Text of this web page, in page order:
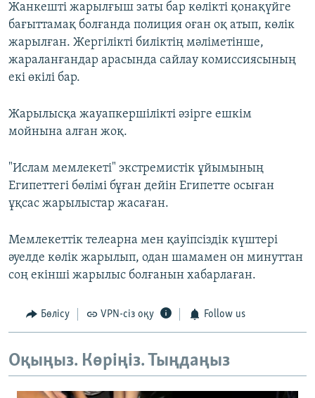
Жанкешті жарылғыш заты бар көлікті қонақүйге
бағыттамақ болғанда полиция оған оқ атып, көлік
жарылған. Жергілікті биліктің мәліметінше,
жараланғандар арасында сайлау комиссиясының
екі өкілі бар.
Жарылысқа жауапкершілікті әзірге ешкім
мойнына алған жоқ.
"Ислам мемлекеті" экстремистік ұйымының
Египеттегі бөлімі бұған дейін Египетте осыған
ұқсас жарылыстар жасаған.
Мемлекеттік телеарна мен қауіпсіздік күштері
әуелде көлік жарылып, одан шамамен он минуттан
соң екінші жарылыс болғанын хабарлаған.
Бөлісу VPN-сіз оқу Follow us
Оқыңыз. Көріңіз. Тыңдаңыз